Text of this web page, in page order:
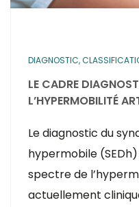
DIAGNOSTIC,
LE CADRE
L’HYPERMOBILITÉ
Le diagnostic du
hypermobile
spectre de
actuellement